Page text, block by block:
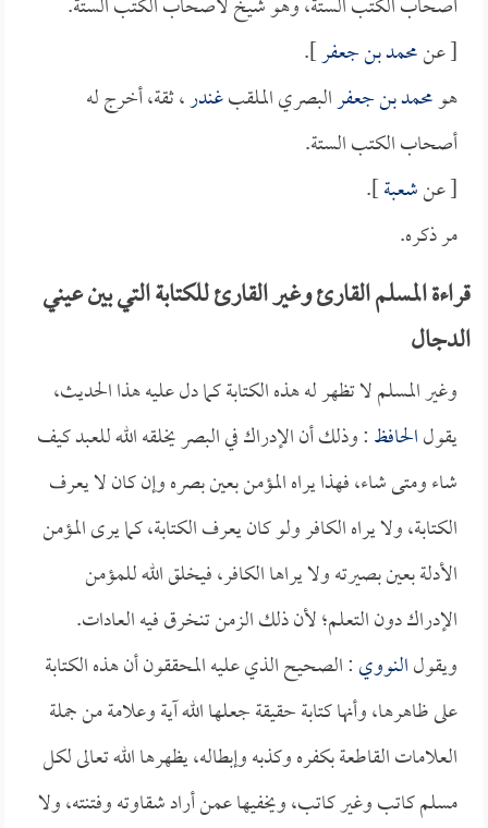
[ عنمحمد بن جعفر].
هومحمد بن جعفرالبصري الملقبغندر، ثقة، أخرج له
أصحاب الكتب الستة.
[ عنشعبة].
مر ذكره.
قراءة المسلم القارئ وغير القارئ للكتابة التي بين عيني
الدجال
وغير المسلم لا تظهر له هذه الكتابة كما دل عليه هذا الحديث،
يقولالحافظ: وذلك أن الإدراك في البصر يخلقه الله للعبد كيف
شاء ومتى شاء، فهذا يراه المؤمن بعين بصره وإن كان لا يعرف
الكتابة، ولا يراه الكافر ولو كان يعرف الكتابة، كما يرى المؤمن
الأدلة بعين بصيرته ولا يراها الكافر، فيخلق الله للمؤمن
الإدراك دون التعلم؛ لأن ذلك الزمن تنخرق فيه العادات.
ويقولالنووي: الصحيح الذي عليه المحققون أن هذه الكتابة
على ظاهرها، وأنها كتابة حقيقة جعلها الله آية وعلامة من جملة
العلامات القاطعة بكفره وكذبه وإبطاله، يظهرها الله تعالى لكل
مسلم كاتب وغير كاتب، ويخفيها عمن أراد شقاوته وفتنته، ولا